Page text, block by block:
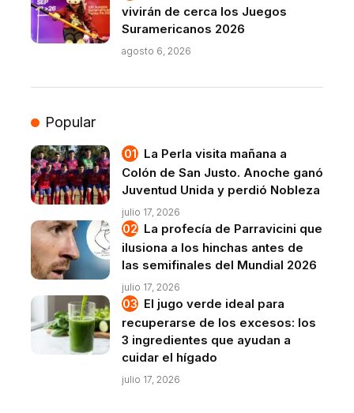
vivirán de cerca los Juegos
Suramericanos 2026
agosto 6, 2026
Popular
La Perla visita mañana a
Colón de San Justo. Anoche ganó
Juventud Unida y perdió Nobleza
julio 17, 2026
La profecía de Parravicini que
ilusiona a los hinchas antes de
las semifinales del Mundial 2026
julio 17, 2026
El jugo verde ideal para
recuperarse de los excesos: los
3 ingredientes que ayudan a
cuidar el hígado
julio 17, 2026